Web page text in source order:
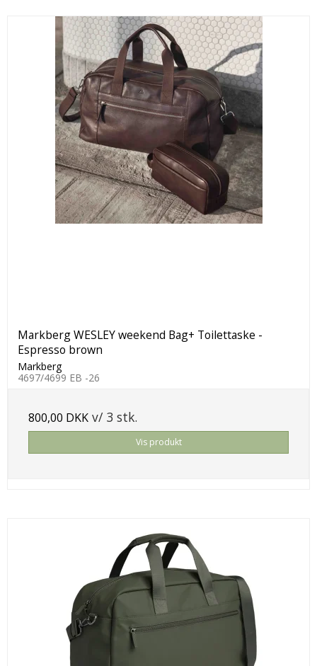
Markberg WESLEY weekend Bag+ Toilettaske -
Espresso brown
Markberg
4697/4699 EB -26
800,00 DKK v/ 3 stk.
Vis produkt